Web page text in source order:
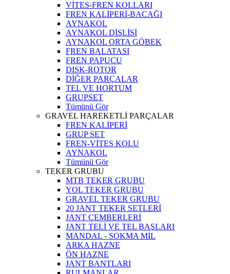
VİTES-FREN KOLLARI
FREN KALİPERİ-BACAĞI
AYNAKOL
AYNAKOL DİŞLİSİ
AYNAKOL ORTA GÖBEK
FREN BALATASI
FREN PAPUCU
DISK-ROTOR
DİĞER PARÇALAR
TEL VE HORTUM
GRUPSET
Tümünü Gör
GRAVEL HAREKETLİ PARÇALAR
FREN KALİPERİ
GRUP SET
FREN-VİTES KOLU
AYNAKOL
Tümünü Gör
TEKER GRUBU
MTB TEKER GRUBU
YOL TEKER GRUBU
GRAVEL TEKER GRUBU
20 JANT TEKER SETLERİ
JANT ÇEMBERLERİ
JANT TELİ VE TEL BAŞLARI
MANDAL - SOKMA MİL
ARKA HAZNE
ÖN HAZNE
JANT BANTLARI